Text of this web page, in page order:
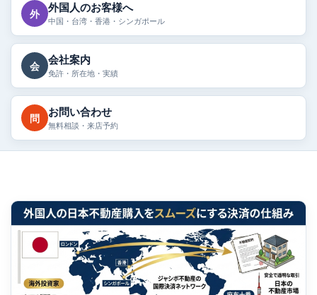
外 外国人のお客様へ
中国・台湾・香港・シンガポール
会 会社案内
免許・所在地・実績
問 お問い合わせ
無料相談・来店予約